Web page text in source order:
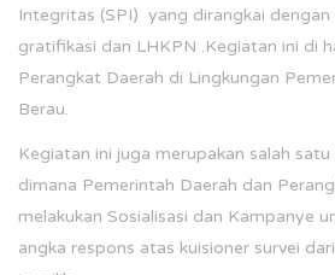
Integritas (SPI) yang dirangkai dengan
gratifikasi dan LHKPN .Kegiatan ini di
Perangkat Daerah di Lingkungan
Berau.
Kegiatan ini juga merupakan salah
dimana Pemerintah Daerah dan
melakukan Sosialisasi dan Kampanye
angka respons atas kuisioner survei